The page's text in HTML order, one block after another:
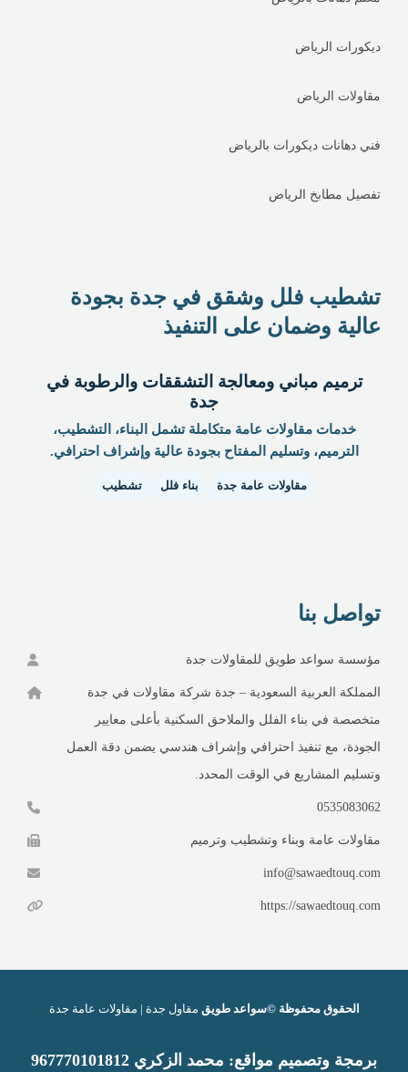
ديكورات الرياض
مقاولات الرياض
فني دهانات ديكورات بالرياض
تفصيل مطابخ الرياض
تشطيب فلل وشقق في جدة بجودة
عالية وضمان على التنفيذ
ترميم مباني ومعالجة التشققات والرطوبة في
جدة
خدمات مقاولات عامة متكاملة تشمل البناء، التشطيب،
الترميم، وتسليم المفتاح بجودة عالية وإشراف احترافي.
مقاولات عامة جدة بناء فلل تشطيب
تواصل بنا
مؤسسة سواعد طويق للمقاولات جدة
المملكة العربية السعودية – جدة شركة مقاولات في جدة
متخصصة في بناء الفلل والملاحق السكنية بأعلى معايير
الجودة، مع تنفيذ احترافي وإشراف هندسي يضمن دقة العمل
وتسليم المشاريع في الوقت المحدد.
0535083062
مقاولات عامة وبناء وتشطيب وترميم
info@sawaedtouq.com
https://sawaedtouq.com
الحقوق محفوظة ©سواعد طويق مقاول جدة | مقاولات عامة جدة
برمجة وتصميم مواقع: محمد الزكري 9 67770101812